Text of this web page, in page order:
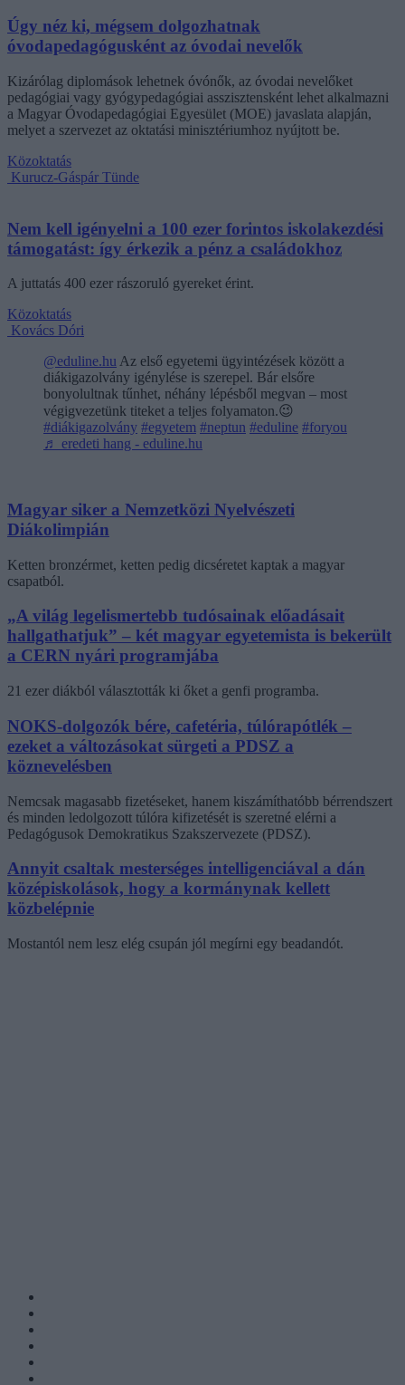
Úgy néz ki, mégsem dolgozhatnak
óvodapedagógusként az óvodai nevelők
Kizárólag diplomások lehetnek óvónők, az óvodai nevelőket
pedagógiai vagy gyógypedagógiai asszisztensként lehet alkalmazni
a Magyar Óvodapedagógiai Egyesület (MOE) javaslata alapján,
melyet a szervezet az oktatási minisztériumhoz nyújtott be.
Közoktatás
Kurucz-Gáspár Tünde
Nem kell igényelni a 100 ezer forintos iskolakezdési
támogatást: így érkezik a pénz a családokhoz
A juttatás 400 ezer rászoruló gyereket érint.
Közoktatás
Kovács Dóri
@eduline.hu Az első egyetemi ügyintézések között a
diákigazolvány igénylése is szerepel. Bár elsőre
bonyolultnak tűnhet, néhány lépésből megvan – most
végigvezetünk titeket a teljes folyamaton.😉
#diákigazolvány #egyetem #neptun #eduline #foryou
♬ eredeti hang - eduline.hu
Magyar siker a Nemzetközi Nyelvészeti
Diákolimpián
Ketten bronzérmet, ketten pedig dicséretet kaptak a magyar
csapatból.
„A világ legelismertebb tudósainak előadásait
hallgathatjuk” – két magyar egyetemista is bekerült
a CERN nyári programjába
21 ezer diákból választották ki őket a genfi programba.
NOKS-dolgozók bére, cafetéria, túlórapótlék –
ezeket a változásokat sürgeti a PDSZ a
köznevelésben
Nemcsak magasabb fizetéseket, hanem kiszámíthatóbb bérrendszert
és minden ledolgozott túlóra kifizetését is szeretné elérni a
Pedagógusok Demokratikus Szakszervezete (PDSZ).
Annyit csaltak mesterséges intelligenciával a dán
középiskolások, hogy a kormánynak kellett
közbelépnie
Mostantól nem lesz elég csupán jól megírni egy beadandót.